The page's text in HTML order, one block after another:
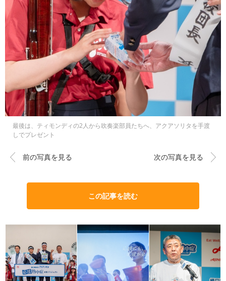
最後は、ティモンディの2人から吹奏楽部員たちへ、アクアソリタを手渡
しでプレゼント
前の写真を見る 次の写真を見る
この記事を読む